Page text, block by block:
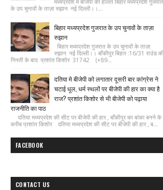
मध्यप्रदेश मे बीजेपी की हालत बिहार मध्यप्रदेश गुजरात
के उप चुनावों के ताज़ा रुझान नई दिल्ली।।...
बिहार मध्यप्रदेश गुजरात के उप चुनावों के ताज़ा
रुझान
बिहार मध्यप्रदेश गुजरात के उप चुनावों के ताज़ा
रुझान नई दिल्ली।। बाँकीपुर बिहार :16/31 राउंड
गिनती के बाद प्रशांत किशोर 31742 (+89...
दतिया मे बीजेपी को लगातार दूसरी बार कांग्रेस ने
चटाई धूल, धर्म स्थलों पर बीजेपी की हार का क्या है
राज? प्रशांत किशोर से भी बीजेपी को पढ़ाया
राजनीति का पाठ
दतिया मध्यप्रदेश की सीट पर बीजेपी की हार , बाँकीपुर का बांका बनने के
करीब प्रशांत किशोर दतिया मध्यप्रदेश की सीट पर बीजेपी की हार , ब...
FACEBOOK
CONTACT US